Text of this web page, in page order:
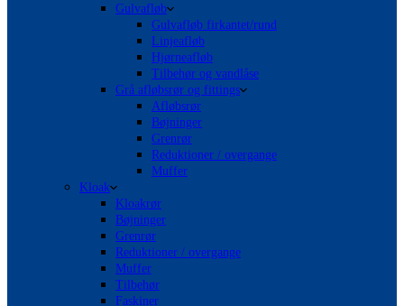
Gulvafløb
Gulvafløb firkantet/rund
Linjeafløb
Hjørneafløb
Tilbehør og vandlåse
Grå afløbsrør og fittings
Afløbsrør
Bøjninger
Grenrør
Reduktioner / overgange
Muffer
Kloak
Kloakrør
Bøjninger
Grenrør
Reduktioner / overgange
Muffer
Tilbehør
Faskiner